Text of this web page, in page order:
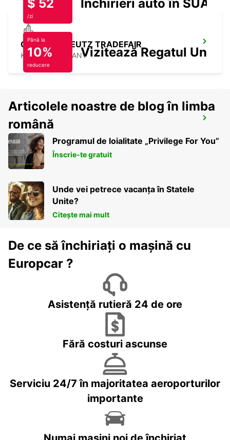
COLOGNE DEUTZ TRADEFAIR
KOELN - GERMANY
COLOGNE MAIN STATION
KOELN - GERMANY
$ 52
/zi
Închirieri auto în SUA
Până la
10%
reducere
Vizitează Regatul Unit
Articolele noastre de blog în limba
română
Programul de loialitate „Privilege For You”
Înscrie-te gratuit
Unde vei petrece vacanța în Statele
Unite?
Citește mai mult
De ce să închiriați o mașină cu
Europcar ?
Asistență rutieră 24 de ore
Fără costuri ascunse
Serviciu 24/7 în majoritatea aeroporturilor
importante